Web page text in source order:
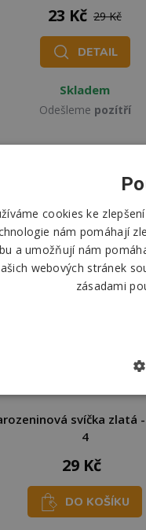
23 Kč 29 Kč
DETAIL
Skladem
Odešleme pozítří
svíčka zlatá
4
29 Kč
DO KOŠÍKU
cookies ke
nám pomáhají
a umožňují nám
webových stránek
zásadami